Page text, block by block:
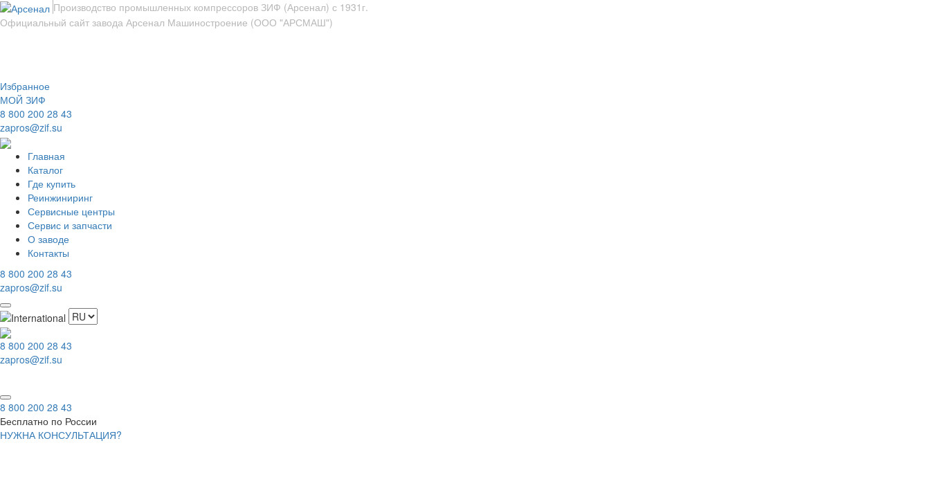
Производство промышленных компрессоров ЗИФ (Арсенал) с 1931г.
Официальный сайт завода Арсенал Машиностроение (ООО "АРСМАШ")
Избранное
МОЙ ЗИФ
8 800 200 28 43
zapros@zif.su
Главная
Каталог
Где купить
Реинжиниринг
Сервисные центры
Сервис и запчасти
О заводе
Контакты
8 800 200 28 43
zapros@zif.su
8 800 200 28 43
zapros@zif.su
НАЙТИ
8 800 200 28 43
Бесплатно по России
НУЖНА КОНСУЛЬТАЦИЯ?